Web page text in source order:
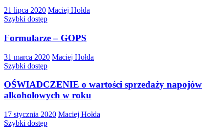
21 lipca 2020 Maciej Hołda
Szybki dostęp
Formularze – GOPS
31 marca 2020 Maciej Hołda
Szybki dostęp
OŚWIADCZENIE o wartości sprzedaży napojów
alkoholowych w roku
17 stycznia 2020 Maciej Hołda
Szybki dostęp